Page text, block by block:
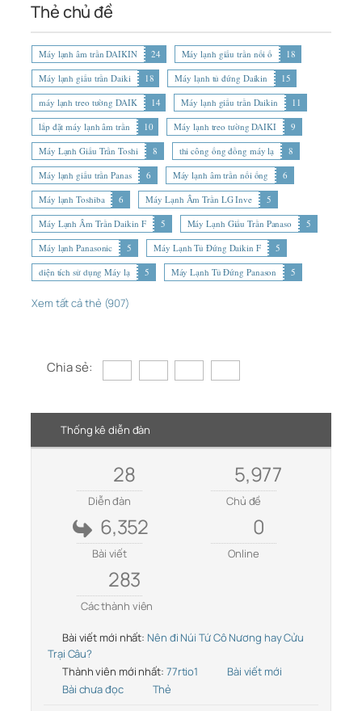
Thẻ chủ đề
Máy lạnh âm trần DAIKIN 24 Máy lạnh giấu trần nối ố
18
Máy lạnh giấu trần Daiki
18 Máy lạnh tủ đứng Daikin
15
máy lạnh treo tường DAIK
14 Máy lạnh giấu trần Daikin
11
lắp đặt máy lạnh âm trần
10 Máy lạnh treo tường DAIKI
9
Máy Lạnh Giấu Trần Toshi
8 thi công ống đồng máy lạ
8
Máy lạnh giấu trần Panas
6 Máy lạnh âm trần nối ống
6
Máy lạnh Toshiba
6 Máy Lạnh Âm Trần LG Inve
5
Máy Lạnh Âm Trần Daikin F
5 Máy Lạnh Giấu Trần Panaso
5
Máy lạnh Panasonic
5 Máy Lạnh Tủ Đứng Daikin F
5
diện tích sử dụng Máy lạ
5 Máy Lạnh Tủ Đứng Panason 5
Xem tất cả thẻ (907)
Chia sẻ:
Thống kê diễn đàn
28
Diễn đàn
5,977
Chủ đề
6,352
Bài viết
0
Online
283
Các thành viên
Bài viết mới nhất: Nên đi Núi Tứ Cô Nương hay Cửu
Trại Câu?
Thành viên mới nhất: 77rtio1
Bài viết mới
Bài chưa đọc
Thẻ